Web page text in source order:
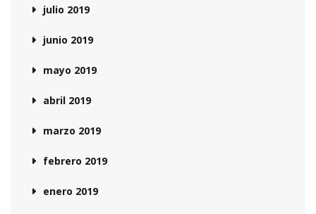
julio 2019
junio 2019
mayo 2019
abril 2019
marzo 2019
febrero 2019
enero 2019